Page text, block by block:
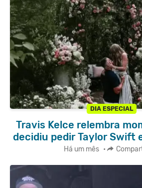
DIA ESPECIAL
Travis Kelce relembra
decidiu pedir Taylor Swift
Há um mês •